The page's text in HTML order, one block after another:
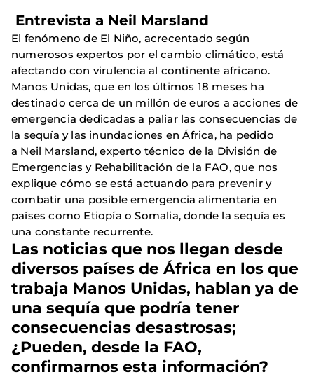
Entrevista a Neil Marsland
El fenómeno de El Niño, acrecentado según
numerosos expertos por el cambio climático, está
afectando con virulencia al continente africano.
Manos Unidas, que en los últimos 18 meses ha
destinado cerca de un millón de euros a acciones de
emergencia dedicadas a paliar las consecuencias de
la sequía y las inundaciones en África, ha pedido
a Neil Marsland, experto técnico de la División de
Emergencias y Rehabilitación de la FAO, que nos
explique cómo se está actuando para prevenir y
combatir una posible emergencia alimentaria en
países como Etiopía o Somalia, donde la sequía es
una constante recurrente.
Las noticias que nos llegan desde
diversos países de África en los que
trabaja Manos Unidas, hablan ya de
una sequía que podría tener
consecuencias desastrosas;
¿Pueden, desde la FAO,
confirmarnos esta información?